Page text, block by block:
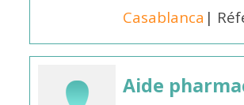
Casablanca |
Aide